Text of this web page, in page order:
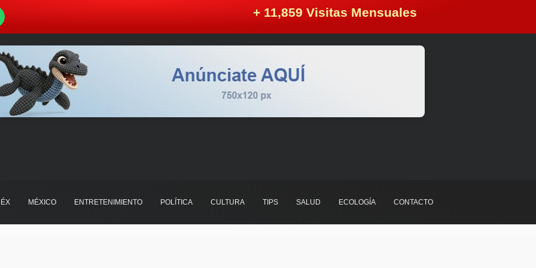
+ 11,859 Visitas Mensuales
MÉXICO ENTRETENIMIENTO POLÍTICA CULTURA TIPS SALUD ECOLOGÍA CONTACTO